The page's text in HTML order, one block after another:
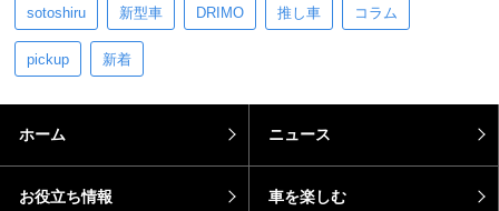
sotoshiru 新型車 DRIMO 推し車 コラム
pickup 新着
ホーム ニュース
お役立ち情報 車を楽しむ